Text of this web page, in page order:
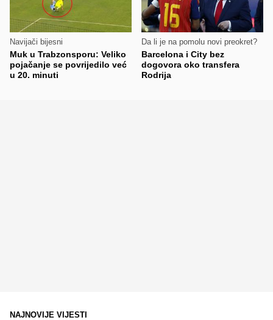
Navijači bijesni
Muk u Trabzonsporu: Veliko
pojačanje se povrijedilo već
u 20. minuti
Da li je na pomolu novi preokret?
Barcelona i City bez
dogovora oko transfera
Rodrija
NAJNOVIJE VIJESTI